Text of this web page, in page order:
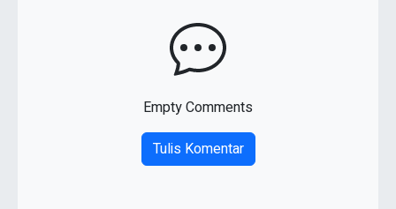
Empty Comments
Tulis Komentar